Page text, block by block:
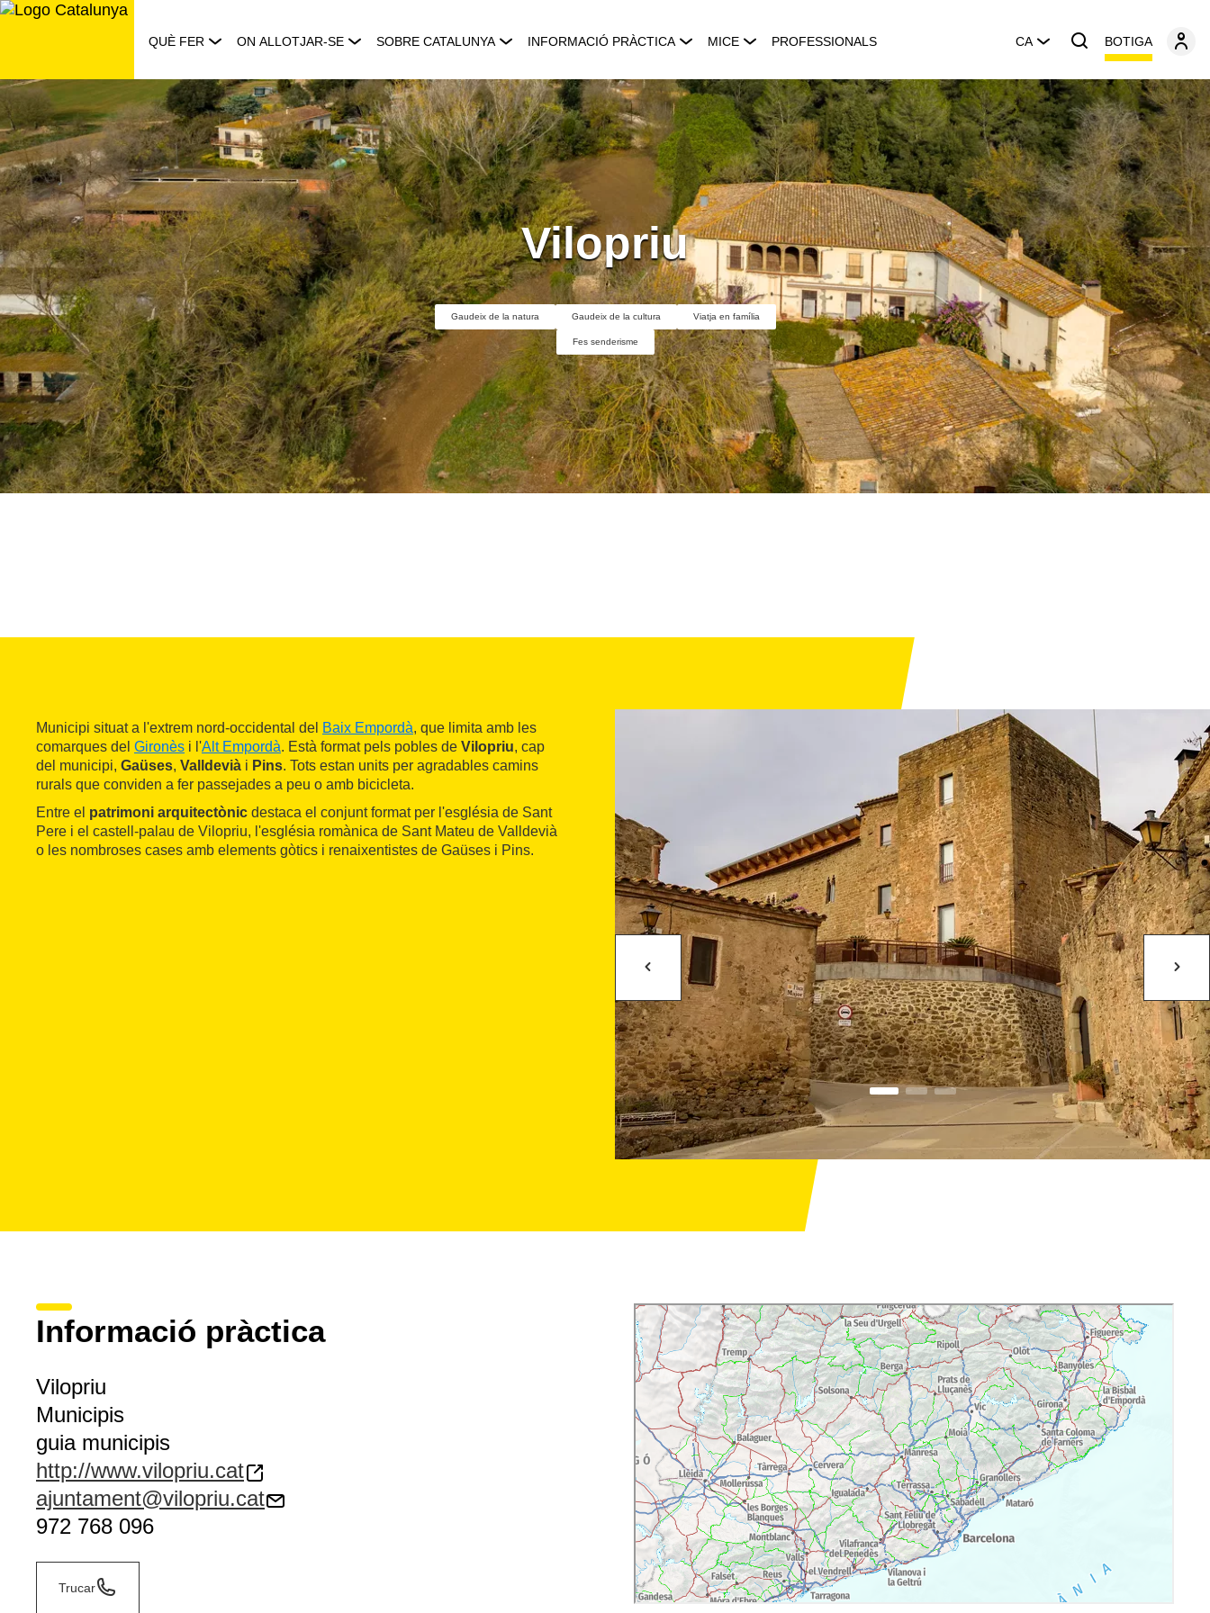
Saltar
QUÈ FER ON ALLOTJAR-SE SOBRE CATALUNYA INFORMACIÓ PRÀCTICA MICE PROFESSIONALS CA BOTIGA
Vilopriu
Gaudeix de la natura Gaudeix de la cultura Viatja en família
Fes senderisme
Municipi situat a l'extrem nord-occidental del Baix Empordà, que limita amb les
comarques del Gironès i l'Alt Empordà. Està format pels pobles de Vilopriu, cap
del municipi, Gaüses, Valldevià i Pins. Tots estan units per agradables camins
rurals que conviden a fer passejades a peu o amb bicicleta.
Entre el patrimoni arquitectònic destaca el conjunt format per l'església de Sant
Pere i el castell-palau de Vilopriu, l'església romànica de Sant Mateu de Valldevià
o les nombroses cases amb elements gòtics i renaixentistes de Gaüses i Pins.
Informació pràctica
Vilopriu
Municipis
guia municipis
http://www.vilopriu.cat
ajuntament@vilopriu.cat
972 768 096
Trucar